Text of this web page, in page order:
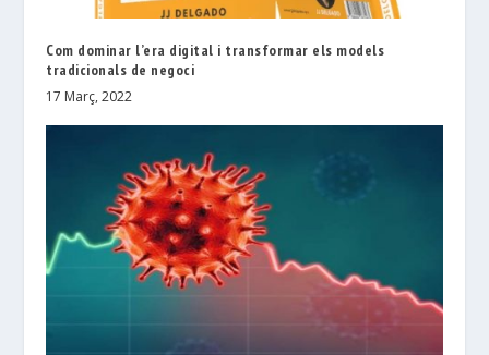
Com dominar l’era digital i transformar els models
tradicionals de negoci
17 Març, 2022